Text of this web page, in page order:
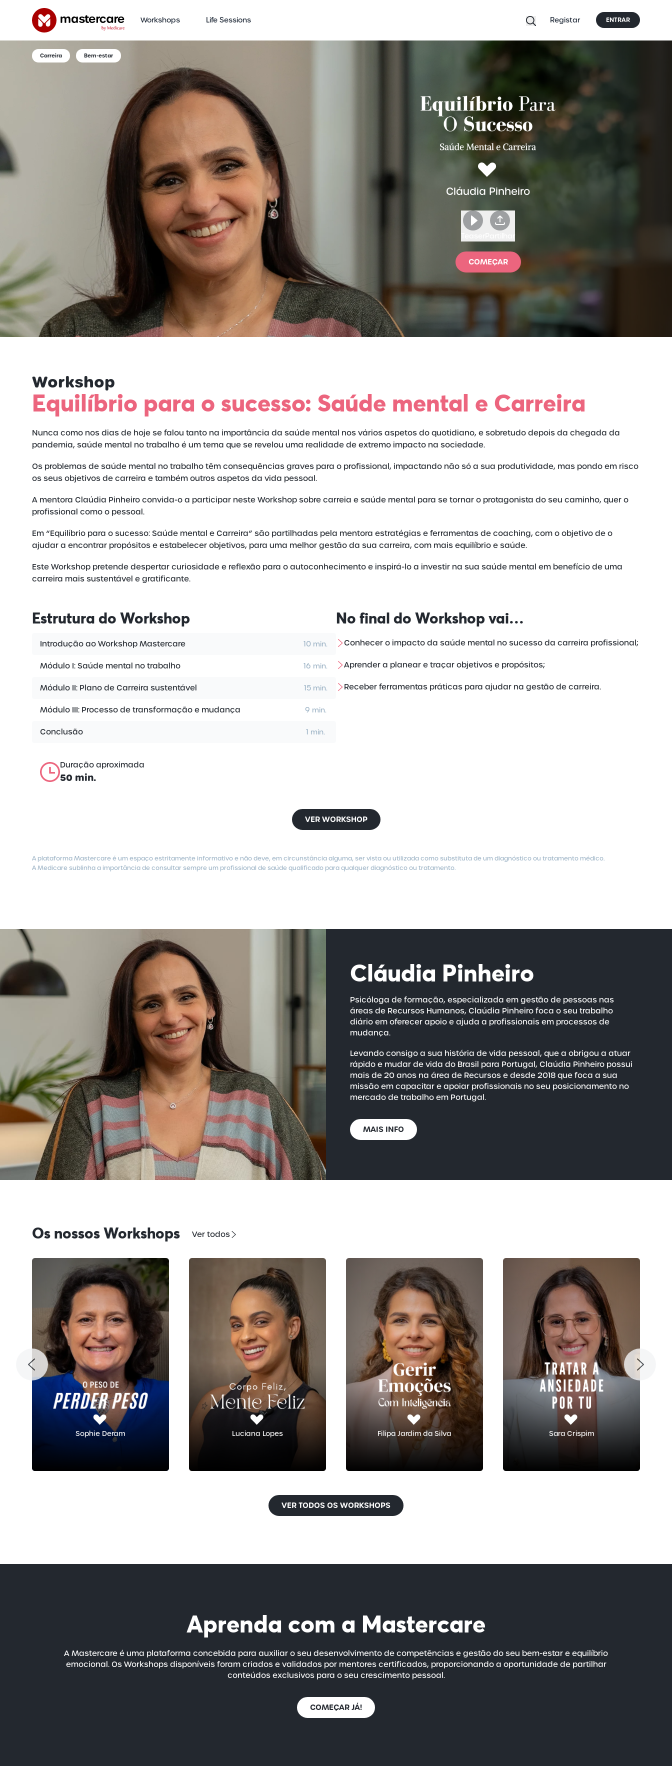
Workshops Life Sessions Registar ENTRAR
Carreira Bem-estar
Cláudia Pinheiro
COMEÇAR
Workshop
Equilíbrio para o sucesso: Saúde mental e Carreira
Nunca como nos dias de hoje se falou tanto na importância da saúde mental nos vários aspetos do quotidiano, e sobretudo depois da chegada da
pandemia, saúde mental no trabalho é um tema que se revelou uma realidade de extremo impacto na sociedade.
Os problemas de saúde mental no trabalho têm consequências graves para o profissional, impactando não só a sua produtividade, mas pondo em risco
os seus objetivos de carreira e também outros aspetos da vida pessoal.
A mentora Claúdia Pinheiro convida-o a participar neste Workshop sobre carreia e saúde mental para se tornar o protagonista do seu caminho, quer o
profissional como o pessoal.
Em “Equilíbrio para o sucesso: Saúde mental e Carreira” são partilhadas pela mentora estratégias e ferramentas de coaching, com o objetivo de o
ajudar a encontrar propósitos e estabelecer objetivos, para uma melhor gestão da sua carreira, com mais equilíbrio e saúde.
Este Workshop pretende despertar curiosidade e reflexão para o autoconhecimento e inspirá-lo a investir na sua saúde mental em benefício de uma
carreira mais sustentável e gratificante.
Estrutura do Workshop
Introdução ao Workshop Mastercare 10 min.
Módulo I: Saúde mental no trabalho 16 min.
Módulo II: Plano de Carreira sustentável 15 min.
Módulo III: Processo de transformação e mudança 9 min.
Conclusão 1 min.
Duração aproximada
50 min.
No final do Workshop vai…
Conhecer o impacto da saúde mental no sucesso da carreira profissional;
Aprender a planear e traçar objetivos e propósitos;
Receber ferramentas práticas para ajudar na gestão de carreira.
VER WORKSHOP
A plataforma Mastercare é um espaço estritamente informativo e não deve, em circunstância alguma, ser vista ou utilizada como substituta de um diagnóstico ou tratamento médico.
A Medicare sublinha a importância de consultar sempre um profissional de saúde qualificado para qualquer diagnóstico ou tratamento.
Cláudia Pinheiro
Psicóloga de formação, especializada em gestão de pessoas nas
áreas de Recursos Humanos, Claúdia Pinheiro foca o seu trabalho
diário em oferecer apoio e ajuda a profissionais em processos de
mudança.
Levando consigo a sua história de vida pessoal, que a obrigou a atuar
rápido e mudar de vida do Brasil para Portugal, Claúdia Pinheiro possui
mais de 20 anos na área de Recursos e desde 2018 que foca a sua
missão em capacitar e apoiar profissionais no seu posicionamento no
mercado de trabalho em Portugal.
MAIS INFO
Os nossos Workshops Ver todos
Sophie Deram Luciana Lopes Filipa Jardim da Silva Sara Crispim
VER TODOS OS WORKSHOPS
Aprenda com a Mastercare
A Mastercare é uma plataforma concebida para auxiliar o seu desenvolvimento de competências e gestão do seu bem-estare equilíbrio
emocional. Os Workshops disponíveis foram criados e validados por mentores certificados, proporcionando a oportunidade de partilhar
conteúdos exclusivos para o seu crescimento pessoal.
COMEÇAR JÁ!